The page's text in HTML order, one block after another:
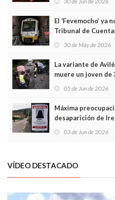
El ‘Fevemocho’ ya
Tribunal de
sobrecoste de los
30 de May de 2026
La variante de
muere un joven de
frontal
05 de Jun de 2026
Máxima
desaparición de
03 de Jun de 2026
VÍDEO DESTACADO